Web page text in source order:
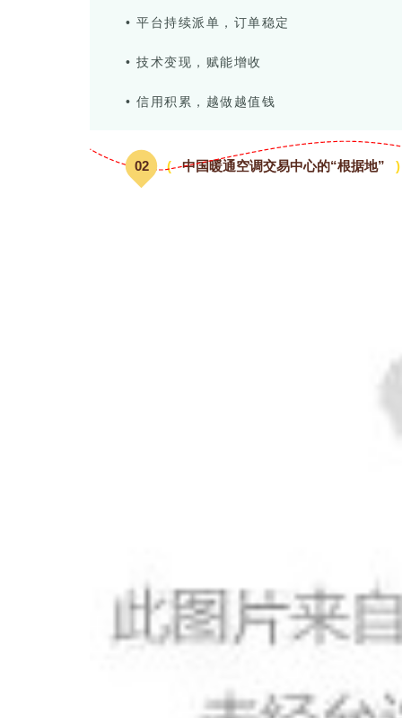
• 平台持续派单，订单稳定
• 技术变现，赋能增收
• 信用积累，越做越值钱
( 中国暖通空调交易中心的“根据地” )
02